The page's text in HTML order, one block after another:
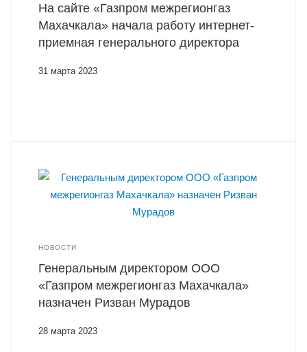
На сайте «Газпром межрегионгаз
Махачкала» начала работу интернет-
приемная генерального директора
31 марта 2023
НОВОСТИ
Генеральным директором ООО
«Газпром межрегионгаз Махачкала»
назначен Ризван Мурадов
28 марта 2023